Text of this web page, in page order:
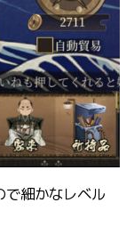
で細かなレベル